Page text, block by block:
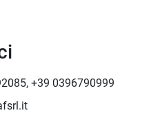
+39 0396790999